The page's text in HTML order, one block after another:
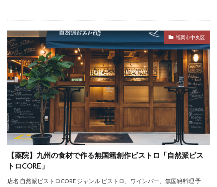
福岡市中央区
【薬院】九州の食材で作る無国籍創作ビストロ「自然派ビス
トロCORE」
店名 自然派ビストロCORE ジャンル ビストロ、ワインバー、無国籍料理 予